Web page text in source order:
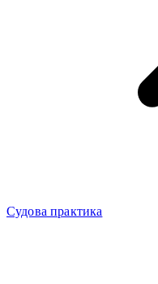
Судова практика